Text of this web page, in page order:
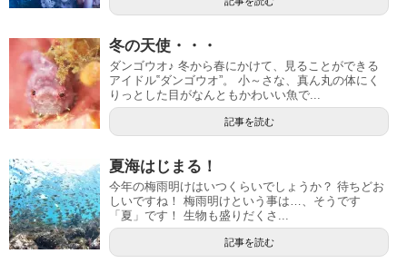
冬の天使・・・
ダンゴウオ♪ 冬から春にかけて、見ることができる
アイドル‟ダンゴウオ”。 小～さな、真ん丸の体にく
りっとした目がなんともかわいい魚で...
記事を読む
夏海はじまる！
今年の梅雨明けはいつくらいでしょうか？ 待ちどお
しいですね！ 梅雨明けという事は…、そうです
「夏」です！ 生物も盛りだくさ...
記事を読む